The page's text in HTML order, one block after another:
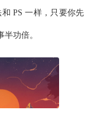
PS 一样，只要你先
功倍。